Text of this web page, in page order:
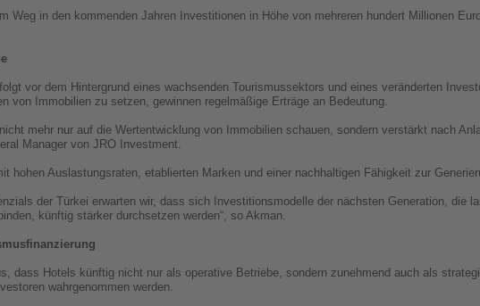
Weg in den kommenden Jahren Investitionen in Höhe von mehreren hundert Millionen
vor dem Hintergrund eines wachsenden Tourismussektors und eines veränderten
von Immobilien zu setzen, gewinnen regelmäßige Erträge an Bedeutung.
mehr nur auf die Wertentwicklung von Immobilien schauen, sondern verstärkt nach
Manager von JRO Investment.
hohen Auslastungsraten, etablierten Marken und einer nachhaltigen Fähigkeit zur
der Türkei erwarten wir, dass sich Investitionsmodelle der nächsten Generation, die
künftig stärker durchsetzen werden“, so Akman.
dass Hotels künftig nicht nur als operative Betriebe, sondern zunehmend auch als
wahrgenommen werden.